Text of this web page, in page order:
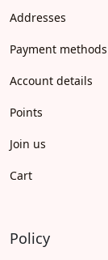
Addresses
Payment methods
Account details
Points
Join us
Cart
Policy